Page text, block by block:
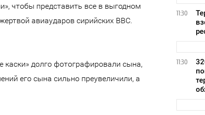
чтобы представить все в выгодном
авиаударов сирийских ВВС.
каски» долго фотографировали сына,
его сына сильно преувеличили, а
11:30
11:30